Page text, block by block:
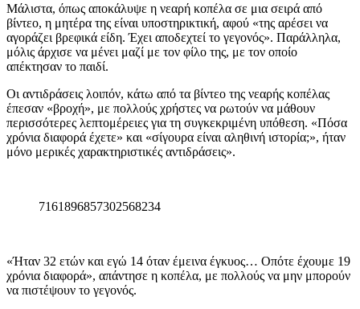
Μάλιστα, όπως αποκάλυψε η νεαρή κοπέλα σε μια σειρά από
βίντεο, η μητέρα της είναι υποστηρικτική, αφού «της αρέσει να
αγοράζει βρεφικά είδη. Έχει αποδεχτεί το γεγονός». Παράλληλα,
μόλις άρχισε να μένει μαζί με τον φίλο της, με τον οποίο
απέκτησαν το παιδί.
Οι αντιδράσεις λοιπόν, κάτω από τα βίντεο της νεαρής κοπέλας
έπεσαν «βροχή», με πολλούς χρήστες να ρωτούν να μάθουν
περισσότερες λεπτομέρειες για τη συγκεκριμένη υπόθεση. «Πόσα
χρόνια διαφορά έχετε» και «σίγουρα είναι αληθινή ιστορία;», ήταν
μόνο μερικές χαρακτηριστικές αντιδράσεις».
7161896857302568234
«Ήταν 32 ετών και εγώ 14 όταν έμεινα έγκυος… Οπότε έχουμε 19
χρόνια διαφορά», απάντησε η κοπέλα, με πολλούς να μην μπορούν
να πιστέψουν το γεγονός.